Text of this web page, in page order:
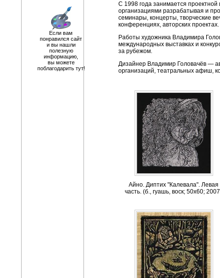
Если вам
понравился сайт
и вы нашли
полезную
информацию,
вы можете
поблагодарить тут!
С 1998 года занимается
организациями разрабатывая и
семинары, концерты, творческие
конференциях, авторских проектах.
Работы художника Владимира
международных выставках и
за рубежом.
Дизайнер Владимир Головачёв —
организаций, театральных афиш,
Айно. Диптих "Калевала". Левая
часть. (б., гуашь, воск; 50x60;